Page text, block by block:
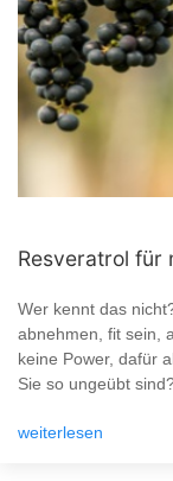
Resveratrol für
Wer kennt das
abnehmen, fit sein,
keine Power, dafür
Sie so ungeübt
weiterlesen